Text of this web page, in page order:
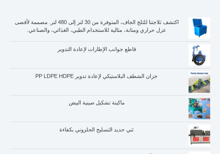
اكتشف ثلاجتنا للثلج الجاف، المتوفرة من 30 لتر إلى 480 لتر. مصممة لأقصى
عزل حراري ومتانة، مثالية للاستخدام الطبي، الغذائي، والصناعي.
قاطع جوانب الإطارات لإعادة التدوير
خزان الشطف البلاستيكي لإعادة تدوير PP LDPE HDPE
ماكينة تشكيل صينية البيض
ثني حديد التسليح الحلزوني بكفاءة